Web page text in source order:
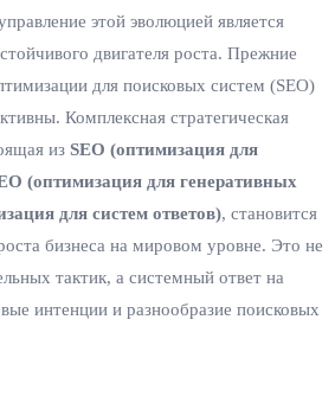
этой эволюцией является
двигателя роста. Прежние
для поисковых систем (SEO)
Комплексная стратегическая
из SEO (оптимизация для
(оптимизация для генеративных
для систем ответов), становится
бизнеса на мировом уровне. Это не
тактик, а системный ответ на
интенции и разнообразие поисковых